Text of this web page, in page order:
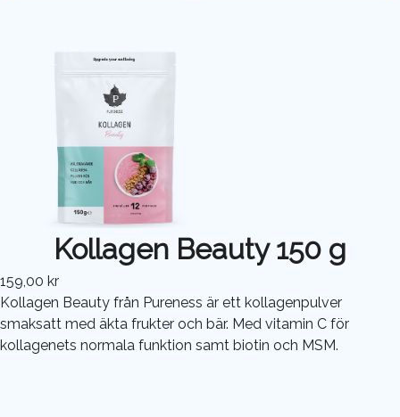
Kollagen Beauty 150 g
159,00 kr
Kollagen Beauty från Pureness är ett kollagenpulver
smaksatt med äkta frukter och bär. Med vitamin C för
kollagenets normala funktion samt biotin och MSM.